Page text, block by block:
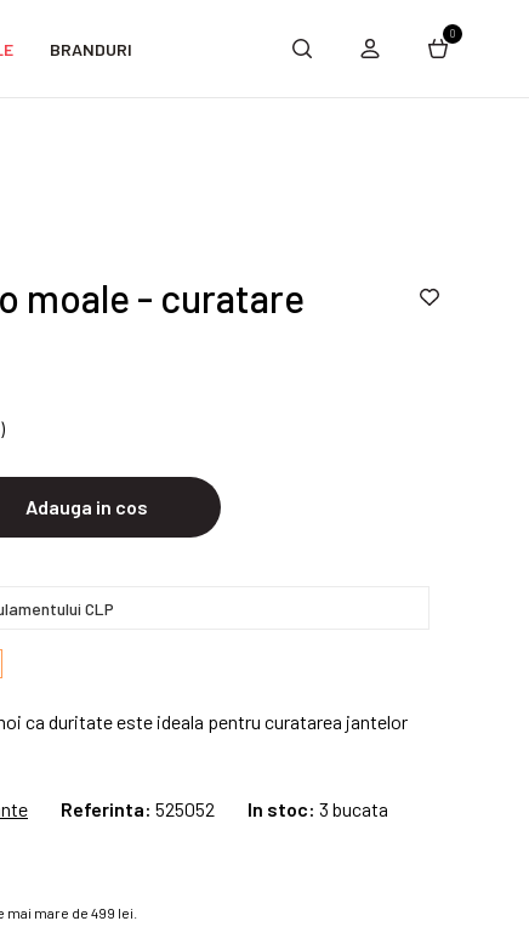
BRANDURI
0
moale - curatare
Adauga in cos
CLP
ca duritate este ideala pentru curatarea jantelor
Referinta: 525052 In stoc: 3 bucata
mare de 499 lei.